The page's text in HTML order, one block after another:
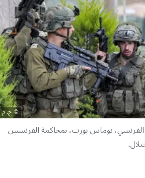
ح. م
الفرنسي، توماس بورت، بمحاكمة الفرنسيين